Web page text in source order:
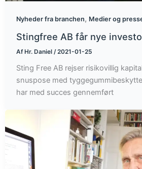
Nyheder fra branchen, Medier og
Stingfree AB får nye
AfHr. Daniel /2021-01-25
Sting Free AB rejser risikovillig
snuspose med
har med succes gennemført